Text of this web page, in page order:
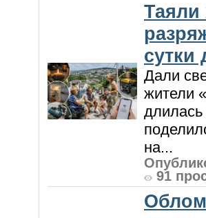
сутки
Дали
жители
длилась
на...
91